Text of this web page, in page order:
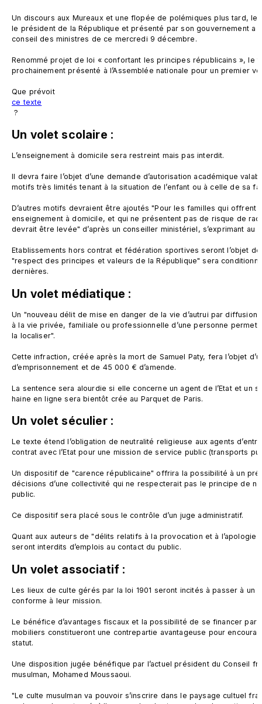
Un discours aux Mureaux et une flopée de polémiques plus tard, le
le président de la République et présenté par son gouvernement a
conseil des ministres de ce mercredi 9 décembre.
Renommé projet de loi « confortant les principes républicains », le
prochainement présenté à l’Assemblée nationale pour un premier
Que prévoit
ce texte
Un volet scolaire :
L’enseignement à domicile sera restreint mais pas interdit.
Il devra faire l’objet d’une demande d’autorisation académique
motifs très limités tenant à la situation de l’enfant ou à celle de sa
D’autres motifs devraient être ajoutés "Pour les familles qui offrent
enseignement à domicile, et qui ne présentent pas de risque de
devrait être levée" d’après un conseiller ministériel, s’exprimant au
Etablissements hors contrat et fédération sportives seront l’objet
"respect des principes et valeurs de la République" sera
Un volet médiatique :
Un "nouveau délit de mise en danger de la vie d’autrui par diffusion
à la vie privée, familiale ou professionnelle d’une personne
la localiser".
Cette infraction, créée après la mort de Samuel Paty, fera l’objet
d’emprisonnement et de 45 000 € d’amende.
La sentence sera alourdie si elle concerne un agent de l’Etat et un
Un volet séculier :
Le texte étend l’obligation de neutralité religieuse aux agents
contrat avec l’Etat pour une mission de service public (transports
Un dispositif de "carence républicaine" offrira la possibilité à un
décisions d’une collectivité qui ne respecterait pas le principe de
public.
Ce dispositif sera placé sous le contrôle d’un juge administratif.
Quant aux auteurs de "délits relatifs à la provocation et à l’apologie
Un volet associatif :
Les lieux de culte gérés par la loi 1901 seront incités à passer à un
conforme à leur mission.
Le bénéfice d’avantages fiscaux et la possibilité de se financer par
mobiliers constitueront une contrepartie avantageuse pour
statut.
Une disposition jugée bénéfique par l’actuel président du Conseil
musulman, Mohamed Moussaoui.
"Le culte musulman va pouvoir s’inscrire dans le paysage cultuel